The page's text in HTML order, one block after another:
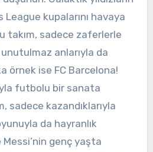
League kupalarını havaya
takım, sadece zaferlerle
anlarıyla da
örnek ise FC Barcelona!
futbolu bir sanata
sadece kazandıklarıyla
da hayranlık
Messi’nin genç yaşta